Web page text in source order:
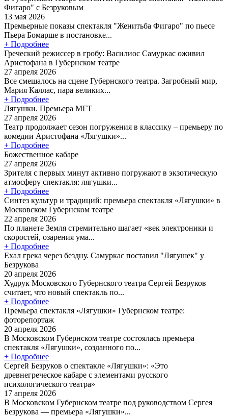
Фигаро" с Безруковым
13 мая 2026
Премьерные показы спектакля "Женитьба Фигаро" по пьесе
Пьера Бомарше в постановке...
+ Подробнее
Греческий режиссер в гробу: Василиос Самуркас оживил
Аристофана в Губернском театре
27 апреля 2026
Все смешалось на сцене Губернского театра. Загробный мир,
Мария Каллас, пара великих...
+ Подробнее
Лягушки. Премьера МГТ
27 апреля 2026
Театр продолжает сезон погружения в классику – премьеру по
комедии Аристофана «Лягушки»...
+ Подробнее
Божественное кабаре
27 апреля 2026
Зрителя с первых минут активно погружают в экзотическую
атмосферу спектакля: лягушки...
+ Подробнее
Синтез культур и традиций: премьера спектакля «Лягушки» в
Московском Губернском театре
22 апреля 2026
По планете Земля стремительно шагает «век электроники и
скоростей, озарения ума...
+ Подробнее
Ехал грека через бездну. Самуркас поставил "Лягушек" у
Безрукова
20 апреля 2026
Худрук Московского Губернского театра Сергей Безруков
считает, что новый спектакль по...
+ Подробнее
Премьера спектакля «Лягушки» Губернском театре:
фоторепортаж
20 апреля 2026
В Московском Губернском театре состоялась премьера
спектакля «Лягушки», созданного по...
+ Подробнее
Сергей Безруков о спектакле «Лягушки»: «Это
древнегреческое кабаре с элементами русского
психологического театра»
17 апреля 2026
В Московском Губернском театре под руководством Сергея
Безрукова — премьера «Лягушки»...